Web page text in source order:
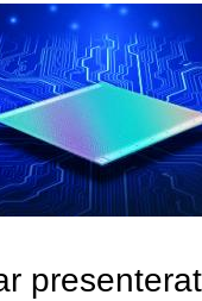
presenterat